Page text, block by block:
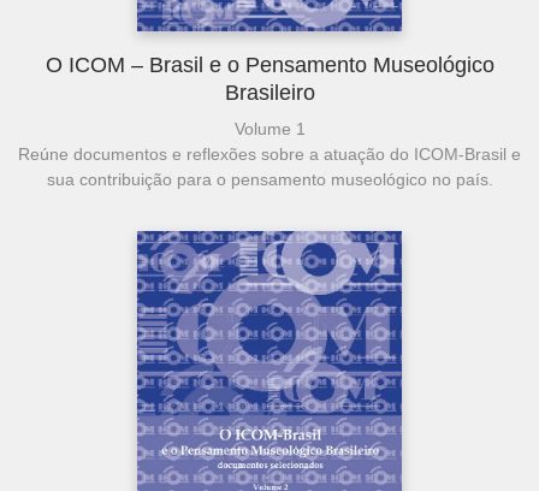
O ICOM – Brasil e o Pensamento Museológico
Brasileiro
Volume 1
Reúne documentos e reflexões sobre a atuação do ICOM-Brasil e
sua contribuição para o pensamento museológico no país.